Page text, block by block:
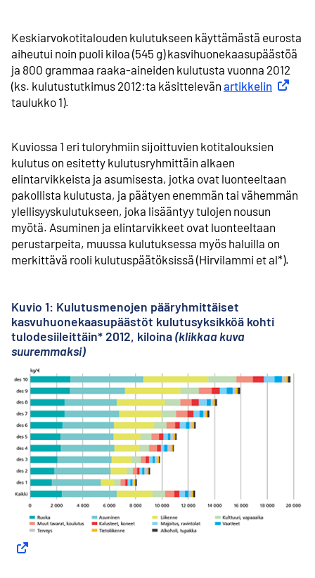
Keskiarvo­kotitalouden kulutukseen käyttämästä eurosta
aiheutui noin puoli kiloa (545 g) kasvihuone­kaasupäästöä
ja 800 grammaa raaka-aineiden kulutusta vuonna 2012
(ks. kulutustutkimus 2012:ta käsittelevän artikkelin
taulukko 1).
Kuviossa 1 eri tuloryhmiin sijoittuvien kotitalouksien
kulutus on esitetty kulutusryhmittäin alkaen
elintarvikkeista ja asumisesta, jotka ovat luonteeltaan
pakollista kulutusta, ja päätyen enemmän tai vähemmän
ylellisyys­kulutukseen, joka lisääntyy tulojen nousun
myötä. Asuminen ja elintarvikkeet ovat luonteeltaan
perustarpeita, muussa kulutuksessa myös haluilla on
merkittävä rooli kulutuspäätöksissä (Hirvilammi et al*).
Kuvio 1: Kulutusmenojen pääryhmittäiset
kasvuhuonekaasupäästöt kulutusyksikköä kohti
tulodesiileittäin* 2012, kiloina(klikkaa kuva
suuremmaksi)